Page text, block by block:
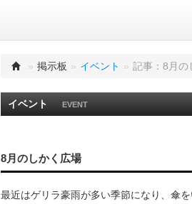
» 掲示板 » イベント » 記事：8月の
イベント EVENT
8月のしかく広場
最近はゲリラ豪雨が多い季節になり、傘